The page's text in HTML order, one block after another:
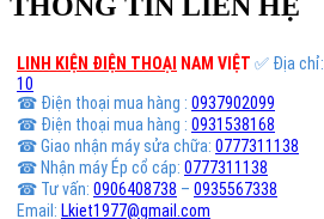
THÔNG TIN LIÊN HỆ
LINH KIỆN ĐIỆN THOẠI NAM VIỆT ✅ Địa chỉ:
10
☎ Điện thoại mua hàng : 0937902099
☎ Điện thoại mua hàng : 0931538168
☎ Giao nhận máy sửa chữa: 0777311138
☎ Nhận máy Ép cổ cáp: 0777311138
☎ Tư vấn: 0906408738 – 0935567338
Email: Lkiet1977@gmail.com